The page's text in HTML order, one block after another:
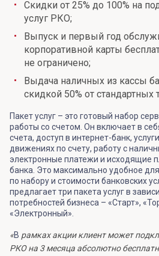
Скидки от 25% до 100% на
услуг РКО;
Выпуск и первый год
корпоративной карты
не ограничено;
Выдача наличных из кассы
скидкой 50% от стандартных
Пакет услуг – это готовый набор
работы со счетом. Он включает в
счета, доступ в интернет-банк,
движениях по счету, работу с
электронные платежи и исходящие
банка. Это максимально удобное
по набору и стоимости банковских
предлагает три пакета услуг в
потребностей бизнеса – «Старт»,
«Электронный».
«В рамках акции клиент может
РКО на 3 месяца абсолютно